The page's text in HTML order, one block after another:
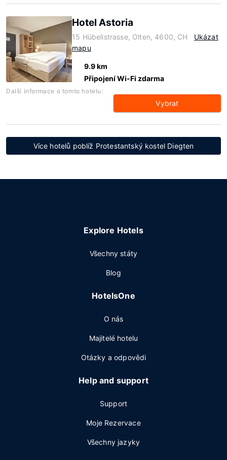
Hotel Astoria
15 Hübelistrasse, Olten, 4600, CH
Ukázat
mapu
9.9 km
Připojení Wi-Fi zdarma
Další informace o tomto hotelu:
Vybrat
Více hotelů poblíž Protestantský kostel Diegten
Explore Hotels
Všechny státy
Blog
HotelsOne
O nás
Majitelé hotelu
Otázky a odpovědi
Help and support
Support
Moje Rezervace
Všechny jazyky